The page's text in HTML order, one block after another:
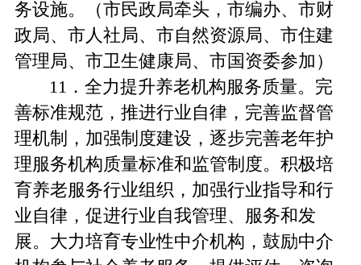
务设施。（市民政局牵头，市编办、市财
政局、市人社局、市自然资源局、市住建
管理局、市卫生健康局、市国资委参加）
11．全力提升养老机构服务质量。完
善标准规范，推进行业自律，完善监督管
理机制，加强制度建设，逐步完善老年护
理服务机构质量标准和监管制度。积极培
育养老服务行业组织，加强行业指导和行
业自律，促进行业自我管理、服务和发
展。大力培育专业性中介机构，鼓励中介